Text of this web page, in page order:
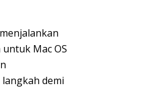
Mac OS
demi